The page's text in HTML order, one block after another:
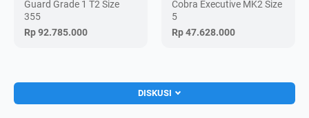
Guard Grade 1 T2 Size
355
Rp 92.785.000
Cobra Executive MK2 Size
5
Rp 47.628.000
DISKUSI